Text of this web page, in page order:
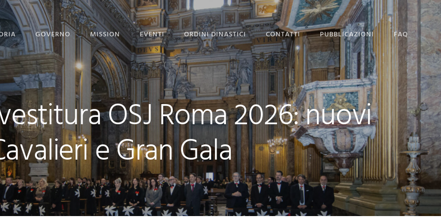
MAESTRI
MAESTRO
GOVERNO
GOVERNO
CORPO DIPLOMATICO
MISSION EVENTI
PROGETTO PORGI UN
SORRISO
UFFICIO STAMPA
EVENTI CON GALLERY
ORDINI DINASTICI CONTATTI
SEDE MAGISTRALE
DOMANDA DI
AMMISSIONE
PUBBLICAZIONI FAQ
OSJ Roma 2026: nuovi
e Gran Gala